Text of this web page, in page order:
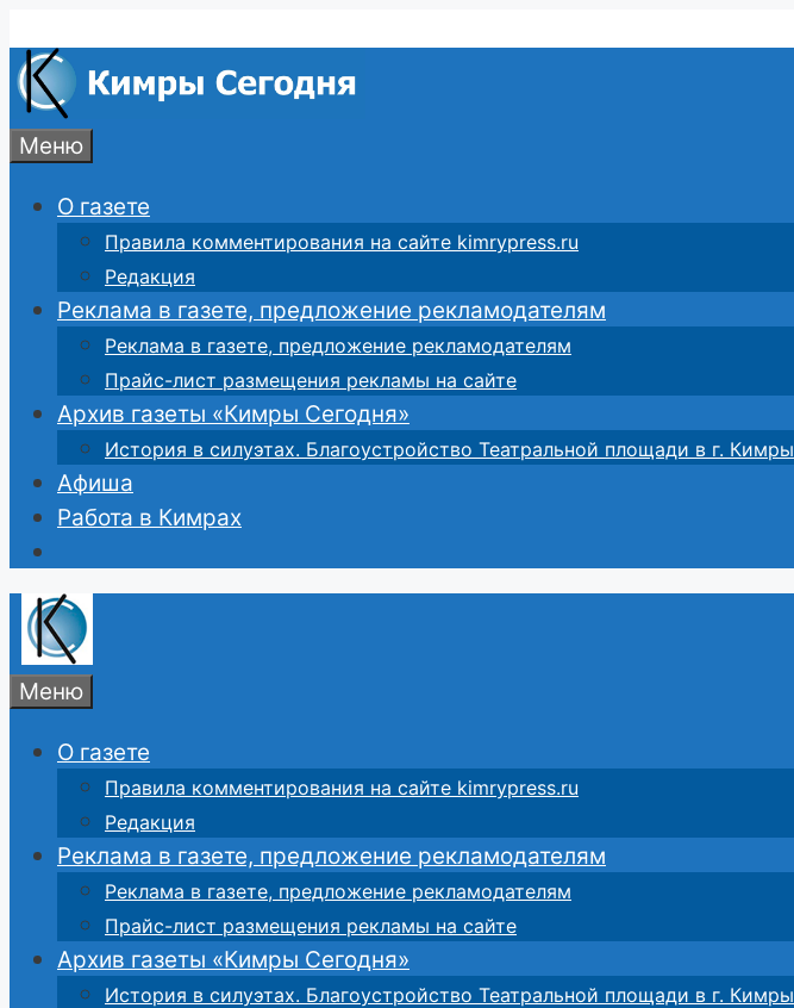
к
содержимому
Меню
О газете
Правила комментирования на сайте kimrypress.ru
Редакция
Реклама в газете, предложение рекламодателям
Реклама в газете, предложение рекламодателям
Прайс-лист размещения рекламы на сайте
Архив газеты «Кимры Сегодня»
История в силуэтах. Благоустройство Театральной площади в г. Кимры
Афиша
Работа в Кимрах
Меню
О газете
Правила комментирования на сайте kimrypress.ru
Редакция
Реклама в газете, предложение рекламодателям
Реклама в газете, предложение рекламодателям
Прайс-лист размещения рекламы на сайте
Архив газеты «Кимры Сегодня»
История в силуэтах. Благоустройство Театральной площади в г. Кимры